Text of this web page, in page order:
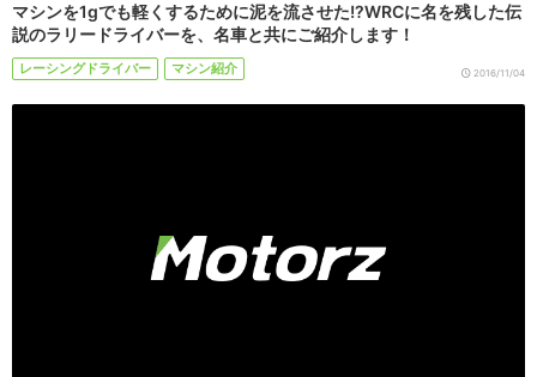
マシンを1gでも軽くするために泥を流させた!?WRCに名を残した伝
説のラリードライバーを、名車と共にご紹介します！
レーシングドライバー マシン紹介 2016/11/04